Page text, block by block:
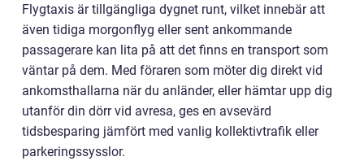
Flygtaxis är tillgängliga dygnet runt, vilket innebär att
även tidiga morgonflyg eller sent ankommande
passagerare kan lita på att det finns en transport som
väntar på dem. Med föraren som möter dig direkt vid
ankomsthallarna när du anländer, eller hämtar upp dig
utanför din dörr vid avresa, ges en avsevärd
tidsbesparing jämfört med vanlig kollektivtrafik eller
parkeringssysslor.